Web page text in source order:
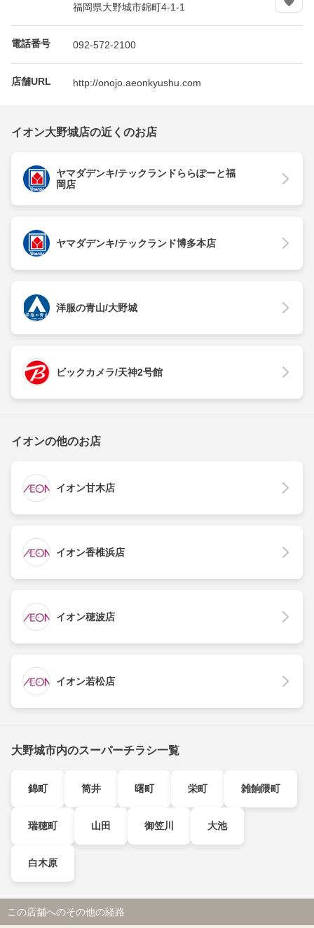
福岡県大野城市錦町4-1-1
電話番号 092-572-2100
店舗URL http://onojo.aeonkyushu.com
イオン大野城店の近くのお店
ヤマダデンキ/テックランドららぽーと福
岡店
ヤマダデンキ/テックランド博多本店
洋服の青山/大野城
ビックカメラ/天神2号館
イオンの他のお店
イオン甘木店
イオン香椎浜店
イオン穂波店
イオン若松店
大野城市内のスーパーチラシ一覧
錦町 筒井 曙町 栄町 雑餉隈町
瑞穂町 山田 御笠川 大池
白木原
この店舗へのその他の経路